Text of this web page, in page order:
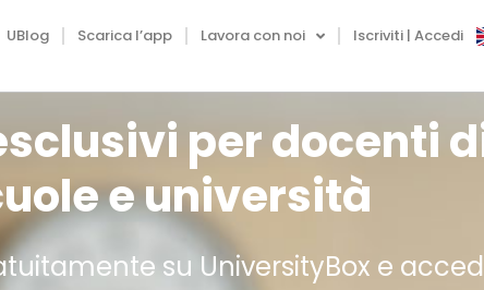
UBlog Scarica l’app Lavora con noi Iscriviti | Accedi
per docenti
e università
su UniversityBox e